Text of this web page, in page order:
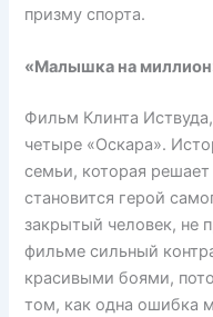
призму спорта.
«Малышка на
Фильм Клинта
четыре «Оскара».
семьи, которая
становится герой
закрытый человек, не
фильме сильный
красивыми боями,
том, как одна ошибка